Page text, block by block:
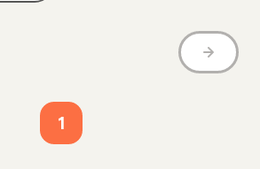
1